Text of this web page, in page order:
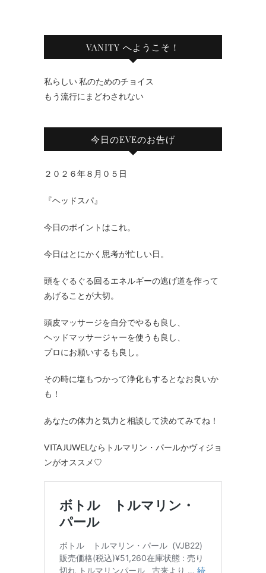
VANITY へようこそ！
私らしい 私のためのチョイス
もう流行にまどわされない
今日のEVEのお告げ
２０２６年８月０５日
『ヘッドスパ』
今日のポイントはこれ。
今日はとにかく思考が忙しい日。
頭をぐるぐる回るエネルギーの逃げ道を作って
あげることが大切。
頭皮マッサージを自分でやるも良し、
ヘッドマッサージャーを使うも良し、
プロにお願いするも良し。
その時に塩もつかって浄化もするとなお良いか
も！
あなたの体力と気力と相談して決めてみてね！
VITAJUWELならトルマリン・パールかヴィジョ
ンがオススメ♡